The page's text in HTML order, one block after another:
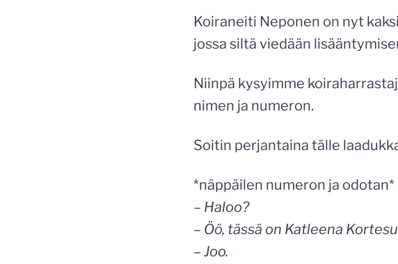
Koiraneiti Neponen on nyt
jossa siltä viedään
Niinpä kysyimme
nimen ja numeron.
Soitin perjantaina tälle
*näppäilen numeron ja odotan*
– Haloo?
– Öö, tässä on Katleena
– Joo.